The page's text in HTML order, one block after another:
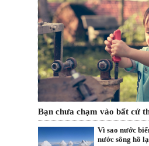
Bạn chưa chạm vào bất cứ
Vì sao nước
nước sông hồ